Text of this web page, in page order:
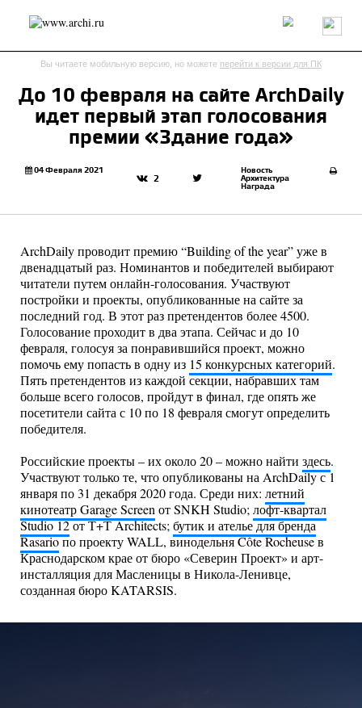
Россия Мир Технологии Интерьер Пресса
Архитекторы
send.project Анонсы конкурсов
Исследование
Обзор
Объект
Результаты конкурса
Архитектура
Эко
Вы читаете мобильную версию, но можете перейти к версии для ПК
До 10 февраля на сайте ArchDaily
идет первый этап голосования
премии «Здание года»
04 Февраля 2021
2
Новость
Архитектура
Награда
ArchDaily проводит премию “Building of the year” уже в
двенадцатый раз. Номинантов и победителей выбирают
читатели путем онлайн-голосования. Участвуют
постройки и проекты, опубликованные на сайте за
последний год. В этот раз претендентов более 4500.
Голосование проходит в два этапа. Сейчас и до 10
февраля, голосуя за понравившийся проект, можно
помочь ему попасть в одну из 15 конкурсных категорий.
Пять претендентов из каждой секции, набравших там
больше всего голосов, пройдут в финал, где опять же
посетители сайта с 10 по 18 февраля смогут определить
победителя.
Российские проекты – их около 20 – можно найти здесь.
Участвуют только те, что опубликованы на ArchDaily с 1
января по 31 декабря 2020 года. Среди них: летний
кинотеатр Garage Screenот SNKH Studio;лофт-квартал
Studio 12от Т+Т Architects;бутик и ателье для бренда
Rasarioпо проекту WALL, винодельня Côte Rocheuse в
Краснодарском крае от бюро «Северин Проект» и арт-
инсталляция для Масленицы в Никола-Ленивце,
созданная бюро KATARSIS.